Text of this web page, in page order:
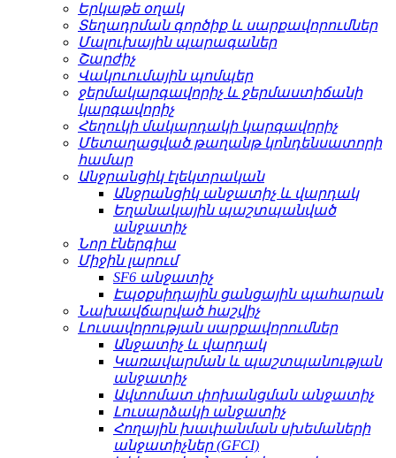
Երկաթե օղակ
Տեղադրման գործիք և սարքավորումներ
Մալուխային պարագաներ
Շարժիչ
Վակուումային պոմպեր
ջերմակարգավորիչ և ջերմաստիճանի
կարգավորիչ
Հեղուկի մակարդակի կարգավորիչ
Մետաղացված թաղանթ կոնդենսատորի
համար
Անջրանցիկ էլեկտրական
Անջրանցիկ անջատիչ և վարդակ
Եղանակային պաշտպանված
անջատիչ
Նոր էներգիա
Միջին լարում
SF6 անջատիչ
Էպօքսիդային ցանցային պահարան
Նախավճարված հաշվիչ
Լուսավորության սարքավորումներ
Անջատիչ և վարդակ
Կառավարման և պաշտպանության
անջատիչ
Ավտոմատ փոխանցման անջատիչ
Լուսարձակի անջատիչ
Հողային խափանման սխեմաների
անջատիչներ (GFCI)